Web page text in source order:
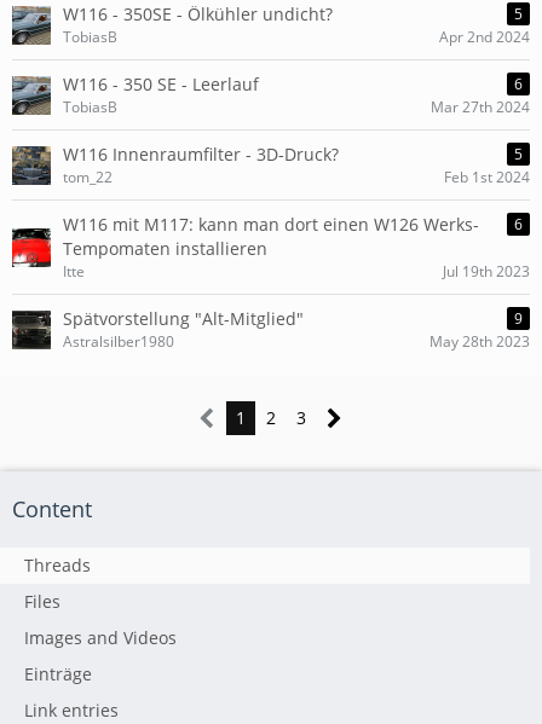
W116 - 350SE - Ölkühler undicht?
5
TobiasB
Apr 2nd 2024
W116 - 350 SE - Leerlauf
6
TobiasB
Mar 27th 2024
W116 Innenraumfilter - 3D-Druck?
5
tom_22
Feb 1st 2024
W116 mit M117: kann man dort einen W126 Werks-
Tempomaten installieren
6
Itte Jul 19th 2023
Spätvorstellung "Alt-Mitglied"
9
Astralsilber1980
May 28th 2023
1 2 3
Content
Threads
Files
Images and Videos
Einträge
Link entries